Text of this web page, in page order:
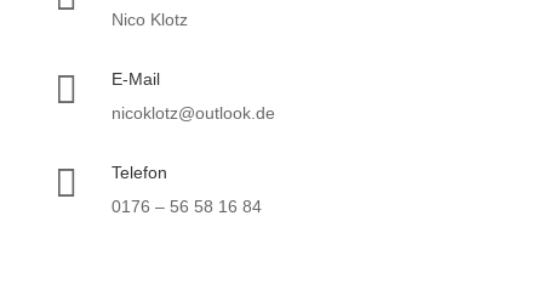
Nico Klotz

E-Mail
nicoklotz@outlook.de

Telefon
0176 – 56 58 16 84